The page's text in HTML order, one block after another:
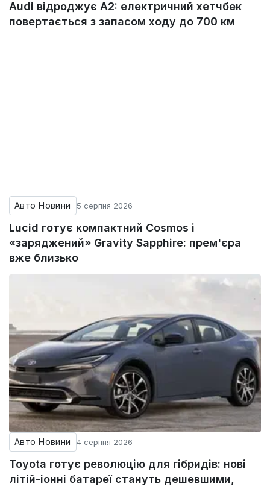
Audi відроджує A2: електричний хетчбек
повертається з запасом ходу до 700 км
Авто Новини 5 серпня 2026
Lucid готує компактний Cosmos і
«заряджений» Gravity Sapphire: прем'єра
вже близько
Авто Новини 4 серпня 2026
Toyota готує революцію для гібридів: нові
літій-іонні батареї стануть дешевшими,